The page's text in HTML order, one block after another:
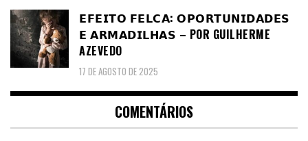
𝗘𝗙𝗘𝗜𝗧𝗢 𝗙𝗘𝗟𝗖𝗔: 𝗢𝗣𝗢𝗥𝗧𝗨𝗡𝗜𝗗𝗔𝗗𝗘𝗦
𝗘 𝗔𝗥𝗠𝗔𝗗𝗜𝗟𝗛𝗔𝗦 – POR GUILHERME
AZEVEDO
17 DE AGOSTO DE 2025
COMENTÁRIOS